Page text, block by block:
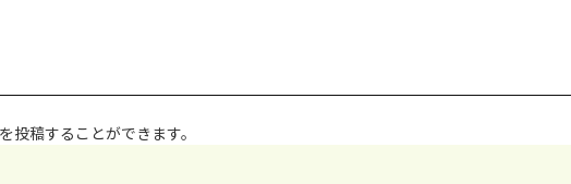
投稿することができます。